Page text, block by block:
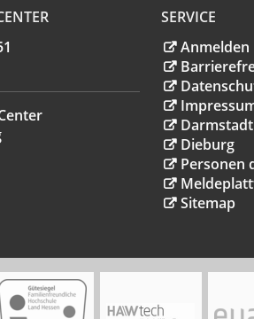
SERVICE
Anmelden
Darmstadt
Dieburg
Personen
Sitemap